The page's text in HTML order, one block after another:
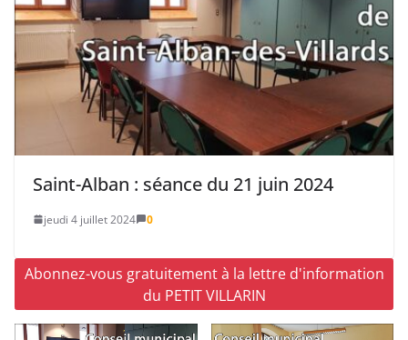
Saint-Alban : séance du 21 juin 2024
jeudi 4 juillet 2024 0
Abonnez-vous gratuitement à la lettre d'information
du PETIT VILLARIN